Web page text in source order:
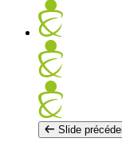
Slide